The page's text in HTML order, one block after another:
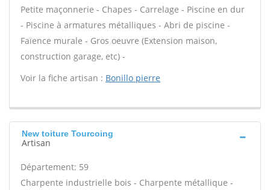
Petite maçonnerie - Chapes - Carrelage - Piscine en dur
- Piscine à armatures métalliques - Abri de piscine -
Faïence murale - Gros oeuvre (Extension maison,
construction garage, etc) -
Voir la fiche artisan : Bonillo pierre
New toiture Tourcoing
Artisan
Département: 59
Charpente industrielle bois - Charpente métallique -